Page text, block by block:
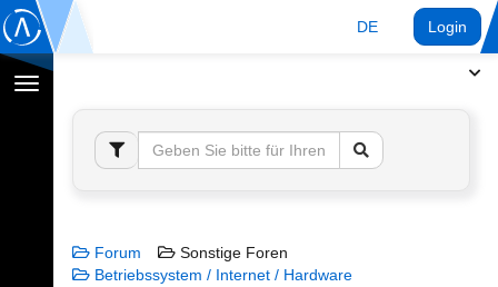
DE Login
Navigation
umschalten
Forum
Sonstige Foren
Betriebssystem / Internet / Hardware